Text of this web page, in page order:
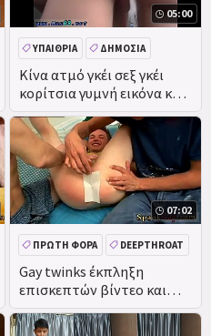
05:00
Κίνα ατμό γκέι σεξ γκέι
κορίτσια γυμνή εικόνα και
βίντεο Όλα αμερικανική
αγόρι...
ΥΠΑΊΘΡΙΑ
ΔΗΜΌΣΙΑ
ΠΡΑΓΜΑΤΙΚΌΤΗΤΑ
07:02
Gay twinks έκπληξη
επισκεπτών βίντεο και
χαστούκι κορίτσι καρτούν
πρώτη φορά
ΠΡΏΤΗ ΦΟΡΆ
DEEPTHROAT
ΦΥΣΙΚΆ